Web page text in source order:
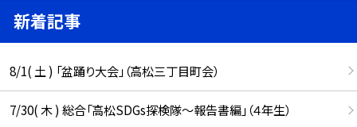
新着記事
8/1( 土 ) 「盆踊り大会」（高松三丁目町会）
7/30( 木 ) 総合「高松SDGs探検隊〜報告書編」（４年生）